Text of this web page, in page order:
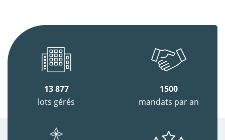
13 877
lots gérés
1500
mandats par an